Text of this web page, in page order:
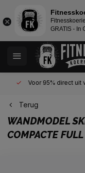
Voor 95% direct uit
Terug
WANDMODEL
COMPACTE
GRATIS - In